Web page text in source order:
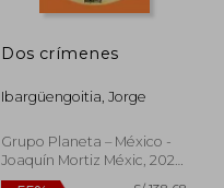
Dos crímenes
Ibargüengoitia, Jorge
Grupo Planeta – México -
Joaquín Mortiz Méxic, 2026,
Tapa Blanda, Nuevo